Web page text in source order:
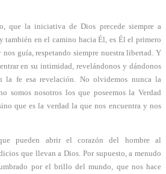
que la iniciativa de Dios precede siempre a
también en el camino hacia Él, es Él el primero
guía, respetando siempre nuestra libertad. Y
en su intimidad, revelándonos y dándonos
la fe esa revelación. No olvidemos nunca la
somos nosotros los que poseemos la Verdad
que es la verdad la que nos encuentra y nos
pueden abrir el corazón del hombre al
que llevan a Dios. Por supuesto, a menudo
por el brillo del mundo, que nos hace